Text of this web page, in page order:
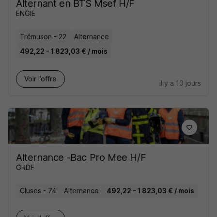
Alternant en BTS Msef H/F
ENGIE
Trémuson - 22
Alternance
492,22 - 1 823,03 € / mois
Voir l’offre
il y a 10 jours
Alternance -Bac Pro Mee H/F
GRDF
Cluses - 74 Alternance 492,22 - 1 823,03 € / mois